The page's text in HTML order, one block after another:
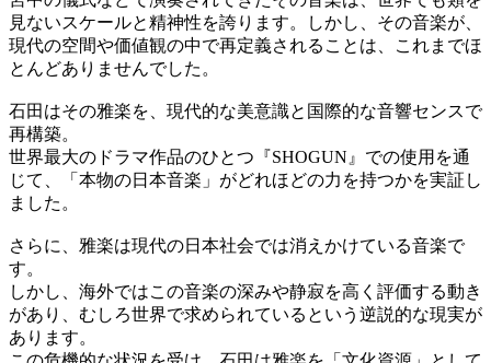
見ないスケールと精神性を誇ります。しかし、その音楽が、
現代の空間や価値観の中で再定義されることは、これまでほ
とんどありませんでした。
石田はその雅楽を、現代的な美意識と国際的な音響センスで
再構築。
世界最大のドラマ作品のひとつ『SHOGUN』での使用を通
じて、「本物の日本音楽」がどれほどの力を持つかを実証し
ました。
さらに、雅楽は現代の日本社会では消えかけている音楽で
す。
しかし、海外ではこの音楽の深みや静寂を高く評価する動き
があり、むしろ世界で求められているという逆説的な現実が
あります。